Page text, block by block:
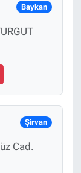
Baykan
Şirvan
Cad.